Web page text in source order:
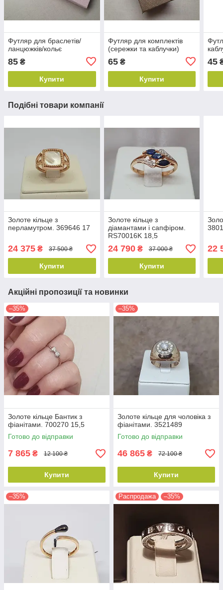
Футляр для браслетів/
ланцюжків/кольє
85 ₴
Купити
Футляр для комплектів
(сережки та каблучки)
65₴
Купити
45
Подібні товари компанії
Золоте кільце з
перламутром. 369646 17
24 375 ₴ 37 500 ₴
Купити
Золоте кільце з
діамантами і сапфіром.
RS70016K 18,5
24 790₴ 37 000 ₴
Купити
22
Акційні пропозиції та новинки
–35%
Золоте кільце Бантик з
фіанітами. 700270 15,5
Готово до відправки
7 865 ₴ 12 100 ₴
Купити
–35%
Золоте кільце для чоловіка з
фіанітами. 3521489
Готово до відправки
46 865 ₴ 72 100 ₴
Купити
–35% Распродажа –35%